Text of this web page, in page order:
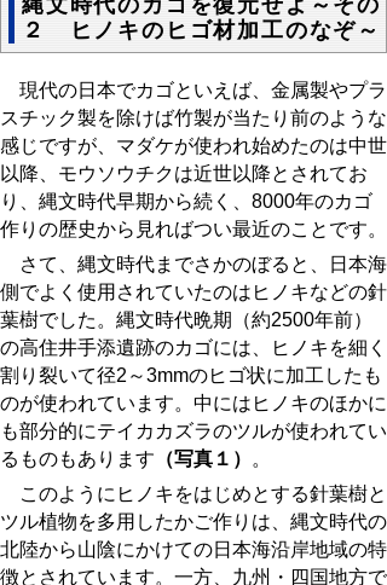
２ ヒノキのヒゴ材加工のなぞ～
現代の日本でカゴといえば、金属製やプラ
スチック製を除けば竹製が当たり前のような
感じですが、マダケが使われ始めたのは中世
以降、モウソウチクは近世以降とされてお
り、縄文時代早期から続く、 8000年のカゴ
作りの歴史から見ればつい最近のことです。
さて、縄文時代までさかのぼると、日本海
側でよく使用されていたのはヒノキなどの針
葉樹でした。縄文時代晩期（約2500年前）
の高住井手添遺跡のカゴには、ヒノキを細く
割り裂いて径2 ～3mmのヒゴ状に加工したも
のが使われています。中にはヒノキのほかに
も部分的にテイカカズラのツルが使われてい
るものもあります （写真１）
。
このようにヒノキをはじめとする針葉樹と
ツル植物を多用したかご作りは、縄文時代の
北陸から山陰にかけての日本海沿岸地域の特
徴とされています。一方、九州・四国地方で